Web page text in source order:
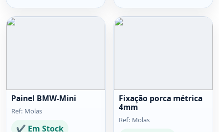
Painel BMW-Mini
Ref: Molas
✔ Em Stock
Fixação porca métrica
4mm
Ref: Molas